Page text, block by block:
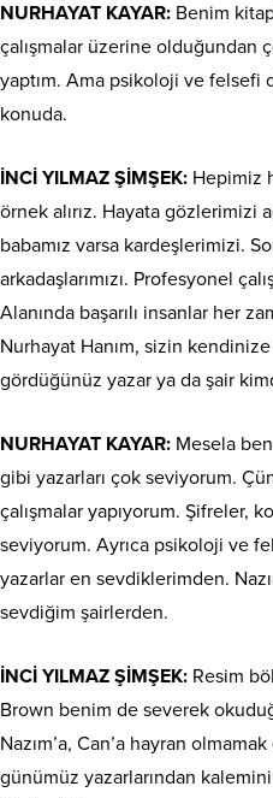
NURHAYAT KAYAR: Benim
çalışmalar üzerine olduğundan
yaptım. Ama psikoloji ve felsefi
konuda.
İNCİ YILMAZ ŞİMŞEK: Hepimiz
örnek alırız. Hayata gözlerimizi
babamız varsa kardeşlerimizi.
arkadaşlarımızı. Profesyonel
Alanında başarılı insanlar her
Nurhayat Hanım, sizin
gördüğünüz yazar ya da şair
NURHAYAT KAYAR: Mesela
gibi yazarları çok seviyorum.
çalışmalar yapıyorum. Şifreler,
seviyorum. Ayrıca psikoloji ve
yazarlar en sevdiklerimden.
sevdiğim şairlerden.
İNCİ YILMAZ ŞİMŞEK: Resim
Brown benim de severek
Nazım’a, Can’a hayran
günümüz yazarlarından